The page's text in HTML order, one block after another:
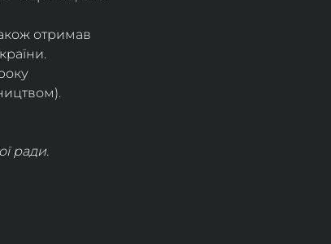
отримав
ради.